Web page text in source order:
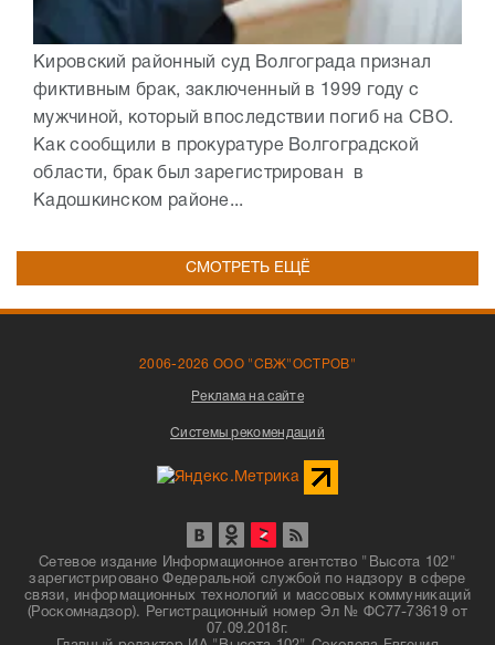
Кировский районный суд Волгограда признал
фиктивным брак, заключенный в 1999 году с
мужчиной, который впоследствии погиб на СВО.
Как сообщили в прокуратуре Волгоградской
области, брак был зарегистрирован в
Кадошкинском районе...
СМОТРЕТЬ ЕЩЁ
2006-2026 ООО "СВЖ"ОСТРОВ"
Реклама на сайте
Системы рекомендаций
Сетевое издание Информационное агентство "Высота 102"
зарегистрировано Федеральной службой по надзору в сфере
связи, информационных технологий и массовых коммуникаций
(Роскомнадзор). Регистрационный номер Эл № ФС77-73619 от
07.09.2018г.